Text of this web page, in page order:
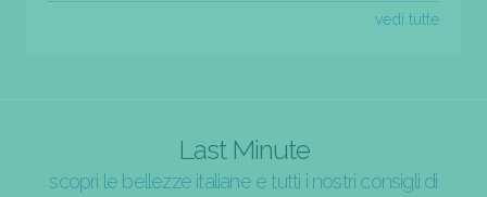
vedi tutte
Last Minute
scopri le bellezze italiane e tutti i nostri consigli di